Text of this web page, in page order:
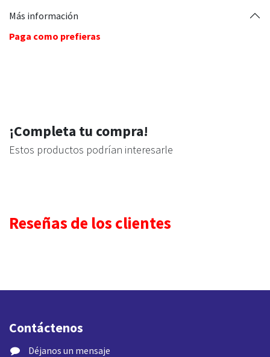
Más información
Paga como prefieras
¡Completa tu compra!
Estos productos podrían interesarle
Reseñas de los clientes
Contáctenos
​ Déjanos un mensaje